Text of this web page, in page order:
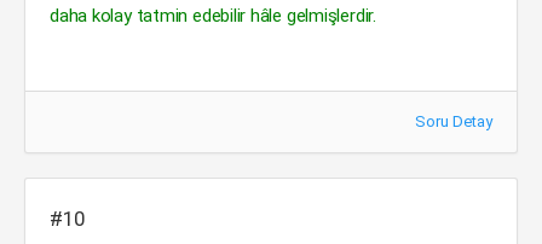
daha kolay tatmin edebilir hâle gelmişlerdir.
Soru Detay
#10